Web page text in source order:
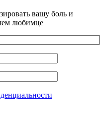
вашу боль и
любимце